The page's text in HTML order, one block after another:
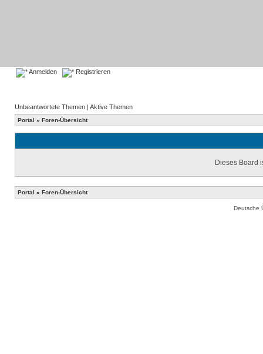
Anmelden Registrieren
Unbeantwortete Themen | Aktive Themen
Portal » Foren-Übersicht
Dieses Board
Portal » Foren-Übersicht
Deutsche